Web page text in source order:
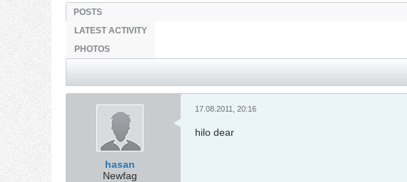
POSTS
LATEST ACTIVITY
PHOTOS
hasan
Newfag
17.08.2011, 20:16
hilo dear